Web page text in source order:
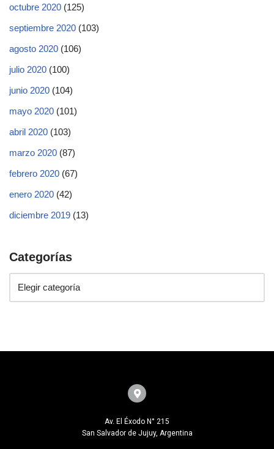
octubre 2020 (125)
septiembre 2020 (103)
agosto 2020 (106)
julio 2020 (100)
junio 2020 (104)
mayo 2020 (101)
abril 2020 (103)
marzo 2020 (87)
febrero 2020 (67)
enero 2020 (42)
diciembre 2019 (13)
Categorías
Av. El Éxodo N° 215
San Salvador de Jujuy, Argentina